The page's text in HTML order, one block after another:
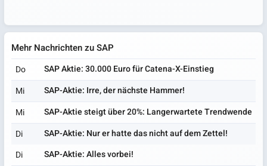
Mehr Nachrichten zu SAP
Do
SAP Aktie: 30.000 Euro für Catena-X-Einstieg
Mi
SAP-Aktie: Irre, der nächste Hammer!
Mi
SAP-Aktie steigt über 20%: Langerwartete Trendwende
Di
SAP-Aktie: Nur er hatte das nicht auf dem Zettel!
Di
SAP-Aktie: Alles vorbei!